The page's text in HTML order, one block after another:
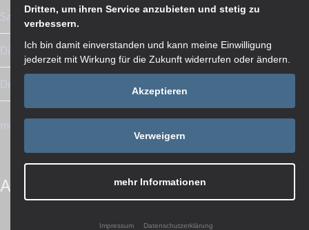
Sauberkeitsschicht und Köcherfundamente
Die ersten Betonfertigteilstützen
Drohnenflug: Fertig montierte Betonstützen
mehr Artikel in der Übersicht
Artikel teilen
Dritten, um ihren Service anzubieten und stetig zu
verbessern.
Ich bin damit einverstanden und kann meine Einwilligung
jederzeit mit Wirkung für die Zukunft widerrufen oder ändern.
Akzeptieren
Verweigern
mehr Informationen
Impressum Datenschutzerklärung